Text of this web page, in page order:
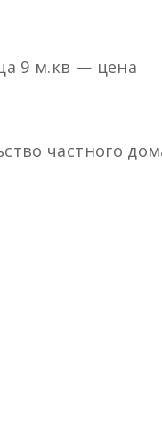
9 м.кв — цена